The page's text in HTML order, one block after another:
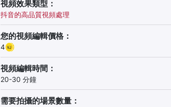
視頻效果類型：
抖音的高品質視頻處理
您的視頻編輯價格：
4
視頻編輯時間：
20-30 分鐘
需要拍攝的場景數量：